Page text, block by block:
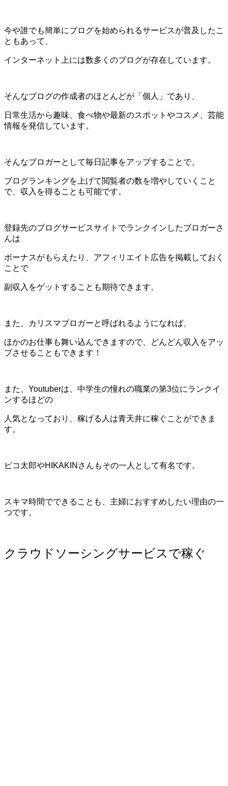
今や誰でも簡単にブログを始められるサービスが普及したこ
ともあって、
インターネット上には数多くのブログが存在しています。
そんなブログの作成者のほとんどが「個人」であり、
日常生活から趣味、食べ物や最新のスポットやコスメ、芸能
情報を発信しています。
そんなブロガーとして毎日記事をアップすることで、
ブログランキングを上げて閲覧者の数を増やしていくこと
で、収入を得ることも可能です。
登録先のブログサービスサイトでランクインしたブロガーさ
んは
ボーナスがもらえたり、アフィリエイト広告を掲載しておく
ことで
副収入をゲットすることも期待できます。
また、カリスマブロガーと呼ばれるようになれば、
ほかのお仕事も舞い込んできますので、
どんどん収入をアッ
プさせることもできます！
また、Youtuberは、中学生の憧れの職業の第3位にランクイ
ンするほどの
人気となっており、稼げる人は青天井に稼ぐことができま
す。
ピコ太郎やHIKAKINさんもその一人として有名です。
スキマ時間でできることも、主婦におすすめしたい理由の一
つです。
クラウドソーシングサービスで稼ぐ